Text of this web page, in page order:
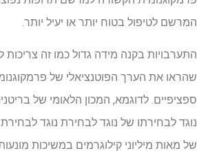
המרשם לטיפול בטוח יותר או יעיל יותר.
התערבויות בקנה מידה גדול כמו זה
שהראו את הערך הפוטנציאלי של
נוגד לבחירתו של נוגד לבחירת נוגד
של מאות מיליוני קילוגרמים במשיכות